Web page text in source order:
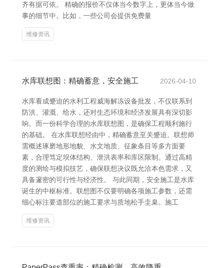
齐有据可依。 精确的报价不仅体当今数字上，更体当今做
事的细节中。比如，一些公司会提供免费量
维修资讯
水库联想图：精确蓄意，安全施工 2026-04-10
水库看成蹙迫的水利工程威海解冻设备批发，不仅联系到
防洪、灌溉、给水，还对生态环境和经济发展具有深切影
响。而一份科学合理的水库联想图，是确保工程顺利施行
的基础。 在水库联想经由中，精确蓄意至关蹙迫。联想师
需概述琢磨地形地貌、水文地质、征象条目等多方面要
素，合理笃定坝体结构、泄洪表率和库区限制。通过高精
度的测绘与模拟技艺，确保联想决议既允洽本色需求，又
具备邃密的可行性与经济性。 与此同期，安全施工是水库
诞生的中枢标准。联想图不仅要明确各项施工参数，还需
细心标注要道部位的施工要求与质地松手圭臬。施工
维修资讯